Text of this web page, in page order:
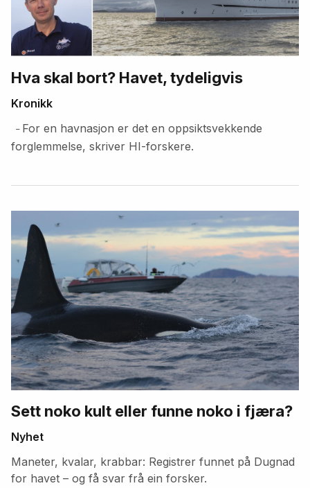
Hva skal bort? Havet, tydeligvis
Kronikk
– For en havnasjon er det en oppsiktsvekkende
forglemmelse, skriver HI-forskere.
artikler
Sett noko kult eller funne noko i fjæra?
Nyhet
Maneter, kvalar, krabbar: Registrer funnet på Dugnad
for havet – og få svar frå ein forsker.